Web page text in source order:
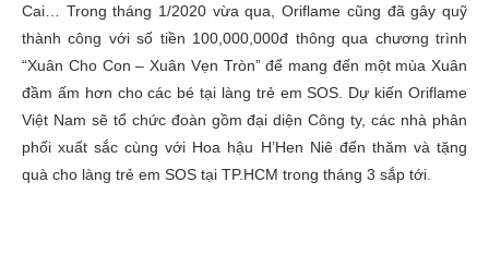
Cai… Trong tháng 1/2020 vừa qua, Oriflame cũng đã gây quỹ
thành công với số tiền 100,000,000đ thông qua chương trình
“Xuân Cho Con – Xuân Vẹn Tròn” để mang đến một mùa Xuân
đầm ấm hơn cho các bé tại làng trẻ em SOS. Dự kiến Oriflame
Việt Nam sẽ tổ chức đoàn gồm đại diện Công ty, các nhà phân
phối xuất sắc cùng với Hoa hậu H’Hen Niê đến thăm và tặng
quà cho làng trẻ em SOS tại TP.HCM trong tháng 3 sắp tới.